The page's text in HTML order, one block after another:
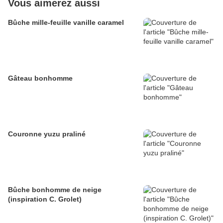
Vous aimerez aussi
Bûche mille-feuille vanille caramel
Gâteau bonhomme
Couronne yuzu praliné
Bûche bonhomme de neige
(inspiration C. Grolet)